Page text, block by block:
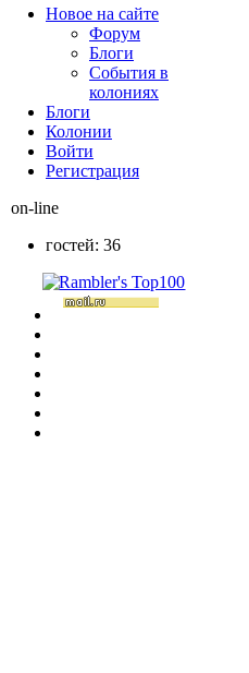
Новое на сайте
Форум
Блоги
События в
колониях
Блоги
Колонии
Войти
Peгиcтpaция
on-line
гостей: 36